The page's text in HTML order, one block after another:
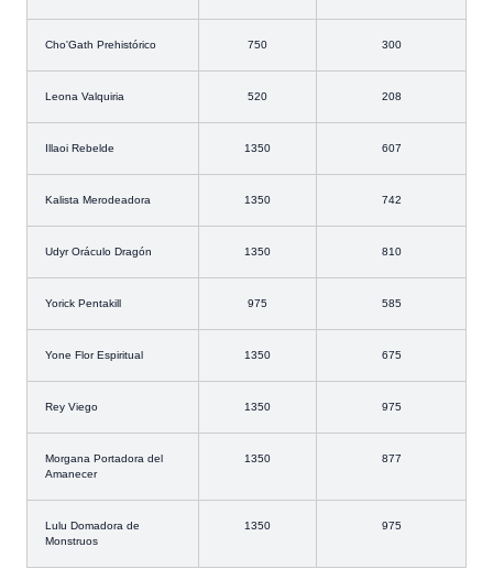
Cho'Gath Prehistórico 750 300
Leona Valquiria 520 208
Illaoi Rebelde 1350 607
Kalista Merodeadora 1350 742
Udyr Oráculo Dragón 1350 810
Yorick Pentakill 975 585
Yone Flor Espiritual 1350 675
Rey Viego 1350 975
Morgana Portadora del
Amanecer
1350 877
Lulu Domadora de
Monstruos
1350 975